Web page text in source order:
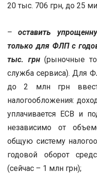
20 тыс. 706 грн, до 25
–оставить
только для ФЛП с
тыс. грн(рыночные
служба сервиса). Для
до 2 млн грн
налогообложения:
уплачивается ЕСВ и
независимо от
общую систему
годовой оборот
(сейчас – 1 млн грн);